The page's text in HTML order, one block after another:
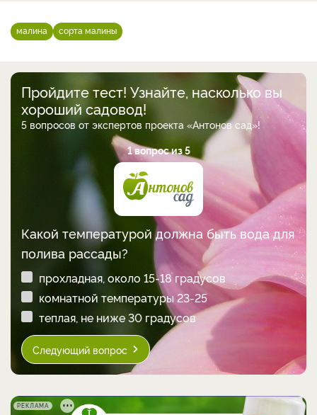
малина сорта малины
Пройдите тест! Узнайте, насколько вы
хороший садовод!
5 вопросов от экспертов проекта «Антонов сад»!
1 вопрос из 5
Какой температурой должна быть вода для
полива рассады?
прохладная, около 15-18 градусов
комнатной температуры 23-25
теплая, не ниже 30 градусов
Следующий вопрос
РЕКЛАМА